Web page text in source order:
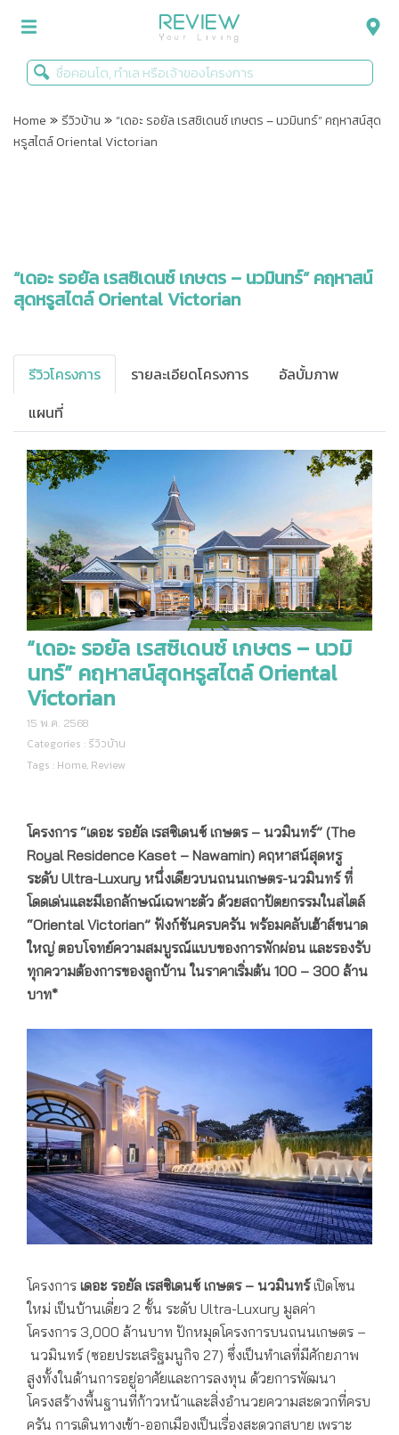
รีวิวคอนโด
Infographic
ข่าวโปรโมชั่น
Home » รีวิวบ้าน »“เดอะ รอยัล เรสซิเดนซ์ เกษตร – นวมินทร์” คฤหาสน์สุด
หรูสไตล์ Oriental Victorian
“เดอะ รอยัล เรสซิเดนซ์ เกษตร – นวมินทร์” คฤหาสน์
สุดหรูสไตล์ Oriental Victorian
รีวิวโครงการ รายละเอียดโครงการ
อัลบั้มภาพ
แผนที่
“เดอะ รอยัล เรสซิเดนซ์ เกษตร – นวมิ
นทร์” คฤหาสน์สุดหรูสไตล์ Oriental
Victorian
15 พ.ค. 2568
Categories : รีวิวบ้าน
Tags : Home, Review
โครงการ “เดอะ รอยัล เรสซิเดนซ์ เกษตร – นวมินทร์” (The
Royal Residence Kaset – Nawamin) คฤหาสน์สุดหรู
ระดับ Ultra-Luxury หนึ่งเดียวบนถนนเกษตร-นวมินทร์ ที่
โดดเด่นและมีเอกลักษณ์เฉพาะตัว ด้วยสถาปัตยกรรมในสไตล์
“Oriental Victorian” ฟังก์ชันครบครัน พร้อมคลับเฮ้าส์ขนาด
ใหญ่ ตอบโจทย์ความสมบูรณ์แบบของการพักผ่อน และรองรับ
ทุกความต้องการของลูกบ้าน ในราคาเริ่มต้น 100 – 300 ล้าน
บาท*
โครงการ เดอะ รอยัล เรสซิเดนซ์ เกษตร – นวมินทร์เปิดโซน
ใหม่ เป็นบ้านเดี่ยว 2 ชั้น ระดับ Ultra-Luxury มูลค่า
โครงการ 3,000 ล้านบาท ปักหมุดโครงการบนถนนเกษตร –
นวมินทร์ (ซอยประเสริฐมนูกิจ 27) ซึ่งเป็นทำเลที่มีศักยภาพ
สูงทั้งในด้านการอยู่อาศัยและการลงทุน ด้วยการพัฒนา
โครงสร้างพื้นฐานที่ก้าวหน้าและสิ่งอำนวยความสะดวกที่ครบ
ครัน การเดินทางเข้า-ออกเมืองเป็นเรื่องสะดวกสบาย เพราะ